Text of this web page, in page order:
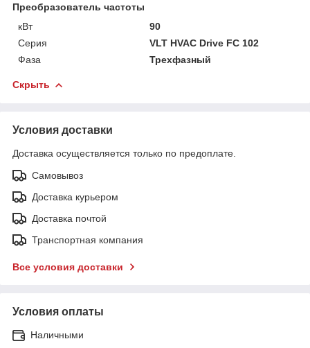
Преобразователь частоты
кВт
90
Серия
VLT HVAC Drive FC 102
Фаза
Трехфазный
Скрыть
Условия доставки
Доставка осуществляется только по предоплате.
Самовывоз
Доставка курьером
Доставка почтой
Транспортная компания
Все условия доставки
Условия оплаты
Наличными